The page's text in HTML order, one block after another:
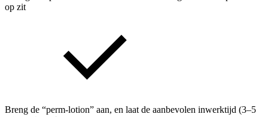
op zit
Breng de “perm‑lotion” aan, en laat de aanbevolen inwerktijd (3–5